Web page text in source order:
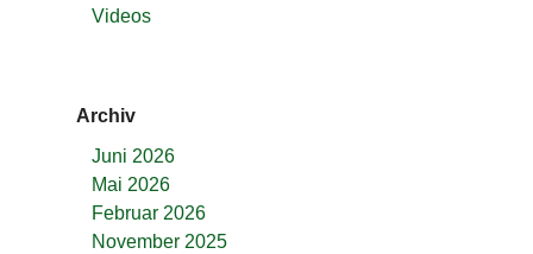
Videos
Archiv
Juni 2026
Mai 2026
Februar 2026
November 2025